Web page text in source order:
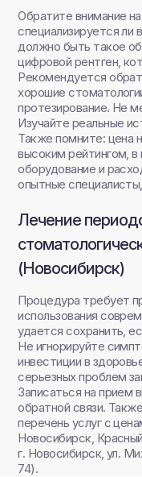
Обратите внимание
специализируется ли
должно быть такое
цифровой рентген,
Рекомендуется
хорошие
протезирование. Не
Изучайте реальные
Также помните: цена
высоким рейтингом,
оборудование и
опытные
Лечение
(Новосибирск)
Процедура требует
использования
удается сохранить,
Не игнорируйте
инвестиции в
серьезных проблем
Записаться на прием
обратной связи.
перечень услуг с
Новосибирск,
г. Новосибирск, ул.
74).